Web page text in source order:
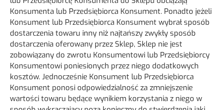
Konsumenta lub Przedsiębiorca Konsument. Ponadto jeżeli
Konsument lub Przedsiębiorca Konsument wybrał sposób
dostarczenia towaru inny niż najtańszy zwykły sposób
dostarczenia oferowany przez Sklep, Sklep nie jest
zobowiązany do zwrotu Konsumentowi lub Przedsiębiorcy
Konsumentowi poniesionych przez niego dodatkowych
kosztów. Jednocześnie Konsument lub Przedsiębiorca
Konsument ponosi odpowiedzialność za zmniejszenie
wartości towaru będące wynikiem korzystania z niego w